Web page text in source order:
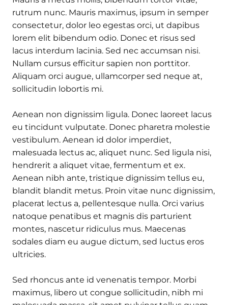
rutrum nunc. Mauris maximus, ipsum in semper
consectetur, dolor leo egestas orci, ut dapibus
lorem elit bibendum odio. Donec et risus sed
lacus interdum lacinia. Sed nec accumsan nisi.
Nullam cursus efficitur sapien non porttitor.
Aliquam orci augue, ullamcorper sed neque at,
sollicitudin lobortis mi.
Aenean non dignissim ligula. Donec laoreet lacus
eu tincidunt vulputate. Donec pharetra molestie
vestibulum. Aenean id dolor imperdiet,
malesuada lectus ac, aliquet nunc. Sed ligula nisi,
hendrerit a aliquet vitae, fermentum et ex.
Aenean nibh ante, tristique dignissim tellus eu,
blandit blandit metus. Proin vitae nunc dignissim,
placerat lectus a, pellentesque nulla. Orci varius
natoque penatibus et magnis dis parturient
montes, nascetur ridiculus mus. Maecenas
sodales diam eu augue dictum, sed luctus eros
ultricies.
Sed rhoncus ante id venenatis tempor. Morbi
maximus, libero ut congue sollicitudin, nibh mi